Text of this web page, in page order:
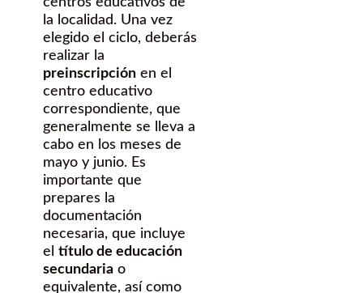
la localidad. Una vez
elegido el ciclo, deberás
realizar la
preinscripción en el
centro educativo
correspondiente, que
generalmente se lleva a
cabo en los meses de
mayo y junio. Es
importante que
prepares la
documentación
necesaria, que incluye
el título de educación
secundaria o
equivalente, así como